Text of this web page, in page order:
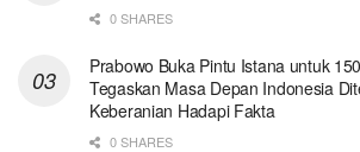
0 SHARES
Prabowo Buka Pintu Istana untuk
Tegaskan Masa Depan Indonesia
Keberanian Hadapi Fakta
0 SHARES